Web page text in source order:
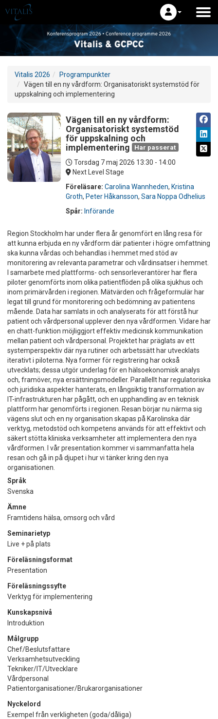
Vitalis 2026
Programpunkter
Vägen till en ny vårdform: Organisatoriskt systemstöd för
uppskalning och implementering
Vägen till en ny vårdform:
Organisatoriskt systemstöd
för uppskalning och
implementering
Har passerat
Torsdag 7 maj 2026 13:30 - 14:00
Next Level Stage
Föreläsare: Carolina Wannheden, Kristina
Groth, Peter Håkansson, Sara Noppa Odhelius
Spår: Införande
Region Stockholm har under flera år genomfört en lång resa för
att kunna erbjuda en ny vårdform där patienter i högre omfattning
ska kunna vårdas och behandlas i hemmet med stöd av
monitorering av relevanta parametrar och vårdinsatser i hemmet.
I samarbete med plattforms- och sensorleverantörer har flera
piloter genomförts inom olika patientflöden på olika sjukhus och
inom primärvården i regionen. Mätvärden och frågeformulär har
legat till grund för monitorering och bedömning av patientens
mående. Data har samlats in och analyserats för att förstå hur
patient och vårdpersonal upplever den nya vårdformen. Vidare har
en chatt-funktion möjliggjort effektiv medicinsk kommunikation
mellan patient och vårdpersonal. Projektet har präglats av ett
systemperspektiv där nya rutiner och arbetssätt har utvecklats
iterativt i piloterna. Nya former för registrering har också
utvecklats; dessa utgör underlag för en hälsoekonomisk analys
och, framöver, nya ersättningsmodeller. Parallellt har regulatoriska
och juridiska aspekter hanterats, en långsiktig transformation av
IT-infrastrukturen har pågått, och en upphandling av en teknisk
plattform har genomförts i regionen. Resan börjar nu närma sig
vägens slut och en ny organisation skapas på Karolinska där
verktyg, metodstöd och kompetens används för att effektivt och
säkert stötta kliniska verksamheter att implementera den nya
vårdformen. I vår presentation kommer vi sammanfatta hela
resan och gå in på djupet i hur vi tänker kring den nya
organisationen.
Språk
Svenska
Ämne
Framtidens hälsa, omsorg och vård
Seminarietyp
Live + på plats
Föreläsningsformat
Presentation
Föreläsningssyfte
Verktyg för implementering
Kunskapsnivå
Introduktion
Målgrupp
Chef/Beslutsfattare
Verksamhetsutveckling
Tekniker/IT/Utvecklare
Vårdpersonal
Patientorganisationer/Brukarorganisationer
Nyckelord
Exempel från verkligheten (goda/dåliga)